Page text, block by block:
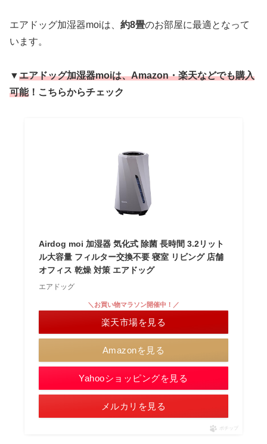
エアドッグ加湿器moiは、 約8畳のお部屋に最適となって
います。
▼エアドッグ加湿器moiは、Amazon・楽天などでも購入
可能！こちらからチェック
Airdog moi 加湿器 気化式 除菌 長時間 3.2リット
ル大容量 フィルター交換不要 寝室 リビング 店舗
オフィス 乾燥 対策 エアドッグ
エアドッグ
Amazonを見る
＼お買い物マラソン開催中！／
楽天市場を見る
Yahooショッピングを見る
メルカリを見る
ポチップ